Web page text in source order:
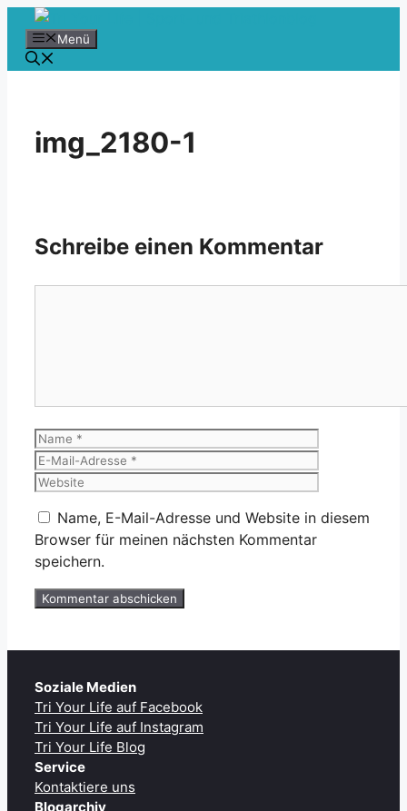
Zum
Inhalt
springen
Menü
img_2180-1
Schreibe einen Kommentar
Name
Name, E-Mail-Adresse und Website in diesem
Browser für meinen nächsten Kommentar
speichern.
Soziale Medien
Tri Your Life auf Facebook
Tri Your Life auf Instagram
Tri Your Life Blog
Service
Kontaktiere uns
Blogarchiv